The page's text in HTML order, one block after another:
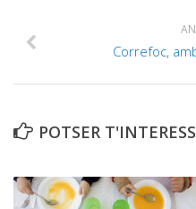
Correfoc,
POTSER